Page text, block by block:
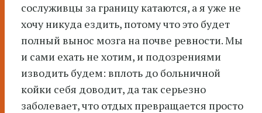
сослуживцы за границу катаются, а я уже не
хочу никуда ездить, потому что это будет
полный вынос мозга на почве ревности. Мы
и сами ехать не хотим, и подозрениями
изводить будем: вплоть до больничной
койки себя доводит, да так серьезно
заболевает, что отдых превращается просто